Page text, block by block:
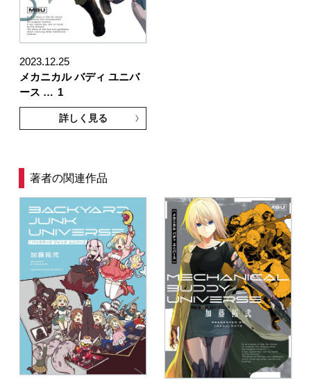
2023.12.25
メカニカル バディ ユニバ
ース … 1
詳しく見る
著者の関連作品